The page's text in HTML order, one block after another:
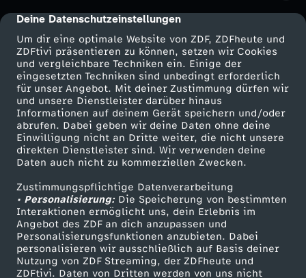
cmp-dialog-description
Deine Datenschutzeinstellungen
Um dir eine optimale Website von ZDF, ZDFheute und
ZDFtivi präsentieren zu können, setzen wir Cookies
und vergleichbare Techniken ein. Einige der
eingesetzten Techniken sind unbedingt erforderlich
für unser Angebot. Mit deiner Zustimmung dürfen wir
und unsere Dienstleister darüber hinaus
Informationen auf deinem Gerät speichern und/oder
abrufen. Dabei geben wir deine Daten ohne deine
Einwilligung nicht an Dritte weiter, die nicht unsere
direkten Dienstleister sind. Wir verwenden deine
Daten auch nicht zu kommerziellen Zwecken.
Zustimmungspflichtige Datenverarbeitung
• Personalisierung:Die Speicherung von bestimmten
Interaktionen ermöglicht uns, dein Erlebnis im
Angebot des ZDF an dich anzupassen und
Personalisierungsfunktionen anzubieten. Dabei
personalisieren wir ausschließlich auf Basis deiner
Nutzung von ZDF Streaming, der ZDFheute und
ZDFtivi. Daten von Dritten werden von uns nicht
n
s
c
h
l
a
g
i
Mehr ZDF
ZDF-Apps
Smart TV
ZDFtext
Livestreams
Sendungen A-Z
TV-Programm
Service
ZDFmitreden
Kontakt zum ZDF
Tickets
Zuschauerservice
Hilfe